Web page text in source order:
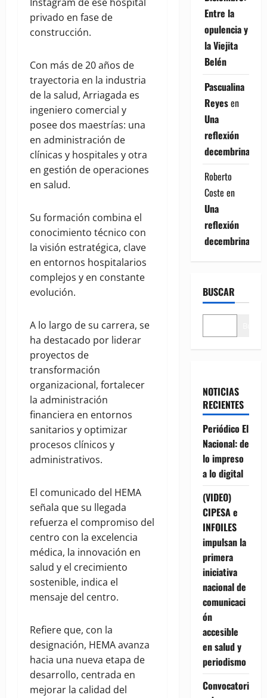
privado en fase de
construcción.
Con más de 20 años de
trayectoria en la industria
de la salud, Arriagada es
ingeniero comercial y
posee dos maestrías: una
en administración de
clínicas y hospitales y otra
en gestión de operaciones
en salud.
Su formación combina el
conocimiento técnico con
la visión estratégica, clave
en entornos hospitalarios
complejos y en constante
evolución.
A lo largo de su carrera, se
ha destacado por liderar
proyectos de
transformación
organizacional, fortalecer
la administración
financiera en entornos
sanitarios y optimizar
procesos clínicos y
administrativos.
El comunicado del HEMA
señala que su llegada
refuerza el compromiso del
centro con la excelencia
médica, la innovación en
salud y el crecimiento
sostenible, indica el
mensaje del centro.
Refiere que, con la
designación, HEMA avanza
hacia una nueva etapa de
desarrollo, centrada en
mejorar la calidad del
Entre la
opulencia y
la Viejita
Belén
Pascualina
Reyesen
Una
reflexión
decembrina
Roberto
Coste en
Una
reflexión
decembrina
BUSCAR
NOTICIAS
RECIENTES
Periódico El
Nacional: de
lo impreso
a lo digital
(VIDEO)
CIPESA e
INFOILES
impulsan la
primera
iniciativa
nacional de
comunicaci
ón
accesible
en salud y
periodismo
Convocatori